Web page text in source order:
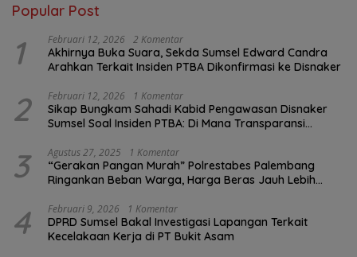
Popular Post
1 Februari 12, 2026 2 Komentar
Akhirnya Buka Suara, Sekda Sumsel Edward Candra
Arahkan Terkait Insiden PTBA Dikonfirmasi ke Disnaker
2 Februari 12, 2026 1 Komentar
Sikap Bungkam Sahadi Kabid Pengawasan Disnaker
Sumsel Soal Insiden PTBA: Di Mana Transparansi
3 Agustus 27, 2025 1 Komentar
“Gerakan Pangan Murah” Polrestabes Palembang
Ringankan Beban Warga, Harga Beras Jauh Lebih
4 Februari 9, 2026 1 Komentar
DPRD Sumsel Bakal Investigasi Lapangan Terkait
Kecelakaan Kerja di PT Bukit Asam